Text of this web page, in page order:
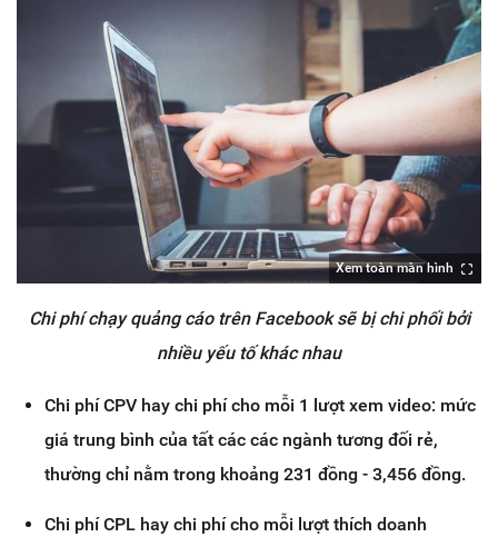
Xem toàn màn hình
Chi phí chạy quảng cáo trên Facebook sẽ bị chi phối bởi
nhiều yếu tố khác nhau
Chi phí CPV hay chi phí cho mỗi 1 lượt xem video: mức
giá trung bình của tất các các ngành tương đối rẻ,
thường chỉ nằm trong khoảng 231 đồng - 3,456 đồng.
Chi phí CPL hay chi phí cho mỗi lượt thích doanh